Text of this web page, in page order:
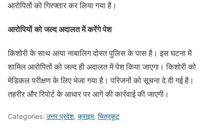
आरोपितों को गिरफ्तार कर लिया गया है।
आरोपियों को जल्द अदालत में करेंगे पेश
किशोरी के साथ आया नाबालिग दोस्त पुलिस के पास है। इस घटना में
शामिल आरोपितों को जल्द ही अदालत में पेश किया जाएगा। किशोरी को
मेडिकल परीक्षण के लिए भेजा गया है। परिजनों को सूचना दे दी गई है।
तहरीर और रिपोर्ट के आधार पर आगे की कार्रवाई की जाएगी।
Categories: उत्तर प्रदेश, क्राइम, चित्रकूट